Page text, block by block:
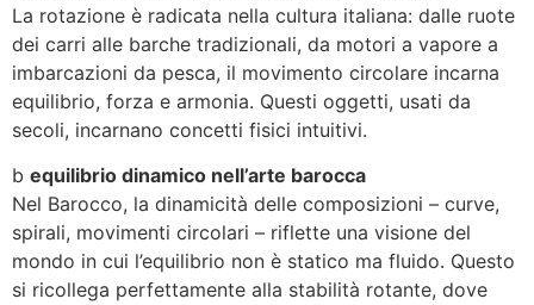
La rotazione è radicata nella cultura italiana: dalle ruote
dei carri alle barche tradizionali, da motori a vapore a
imbarcazioni da pesca, il movimento circolare incarna
equilibrio, forza e armonia. Questi oggetti, usati da
secoli, incarnano concetti fisici intuitivi.
b equilibrio dinamico nell’arte barocca
Nel Barocco, la dinamicità delle composizioni – curve,
spirali, movimenti circolari – riflette una visione del
mondo in cui l’equilibrio non è statico ma fluido. Questo
si ricollega perfettamente alla stabilità rotante, dove